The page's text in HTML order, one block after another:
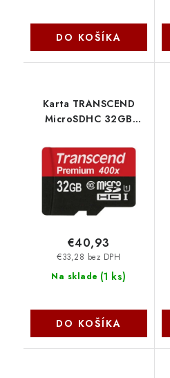
DO KOŠÍKA
Karta TRANSCEND
MicroSDHC 32GB
UHS-I 300x, bez
adaptéra
TS32GUSDCU1
Transcend
Na sklade (1 ks)
€33,28 bez DPH
€40,93
DO KOŠÍKA